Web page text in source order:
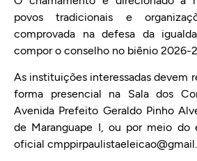
povos tradicionais e
comprovada na defesa da
compor o conselho no biênio 2026-
As instituições interessadas devem
forma presencial na Sala dos
Avenida Prefeito Geraldo Pinho
de Maranguape I, ou por meio do
oficial